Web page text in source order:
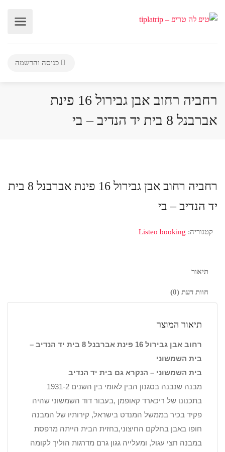
כניסה והרשמה
רחביה רחוב אבן גבירול 16 פינת
אברבנל 8 בית יד הנדיב – בי
רחביה רחוב אבן גבירול 16 פינת אברבנל 8 בית
יד הנדיב – בי
קטגוריה: Listeo booking
תיאור
חוות דעת (0)
תיאור המוצר
רחוב אבן גבירול 16 פינת אברבנל 8 בית יד הנדיב –
בית השמשוני
בית השמשוני – הנקרא גם בית יד הנדיב
מבנה שנבנה בסגנון הבין לאומי בין השנים 1931-2
בתכנונו של ריכארד קאופמן ,בעבור דוד השמשוני שהיה
פקיד בכיר בממשל המנדט בישראל, קירותיו של המבנה
חופו באבן בחלקם החיצוני,בחזית הבית הייתה מרפסת
במבנה חצי עגול, ומעלייה גגון גרם מדרגות הוליך לקומה